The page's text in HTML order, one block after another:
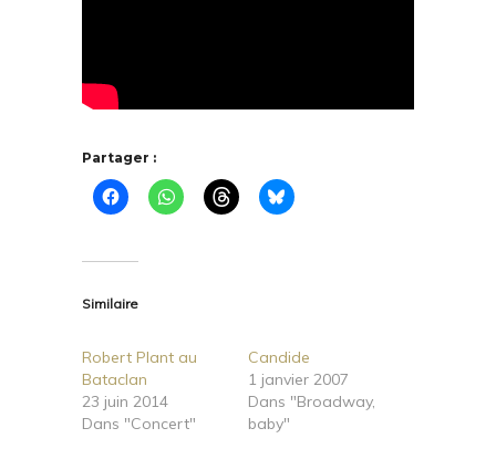
Partager :
Similaire
Robert Plant au
Bataclan
23 juin 2014
Dans "Concert"
Candide
1 janvier 2007
Dans "Broadway,
baby"